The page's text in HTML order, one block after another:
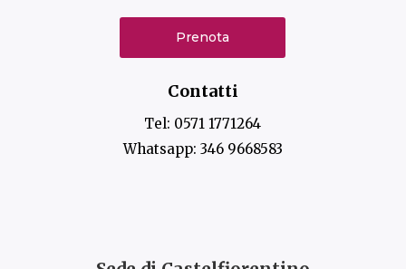
Prenota
Contatti
Tel: 0571 1771264
Whatsapp: 346 9668583